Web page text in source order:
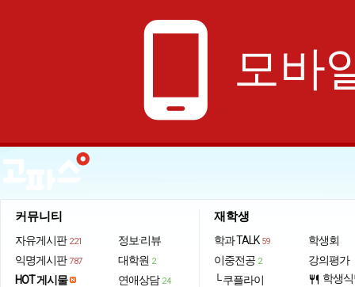
phone_android 모바
커뮤니티
자유게시판 221
익명게시판 787
HOT 게시물
정보·리뷰
대학원 2
연애상담 24
재학생
학과 TALK 59
이중전공 2
└ 쿠플라이
학생회
강의평가
restaurant 학생